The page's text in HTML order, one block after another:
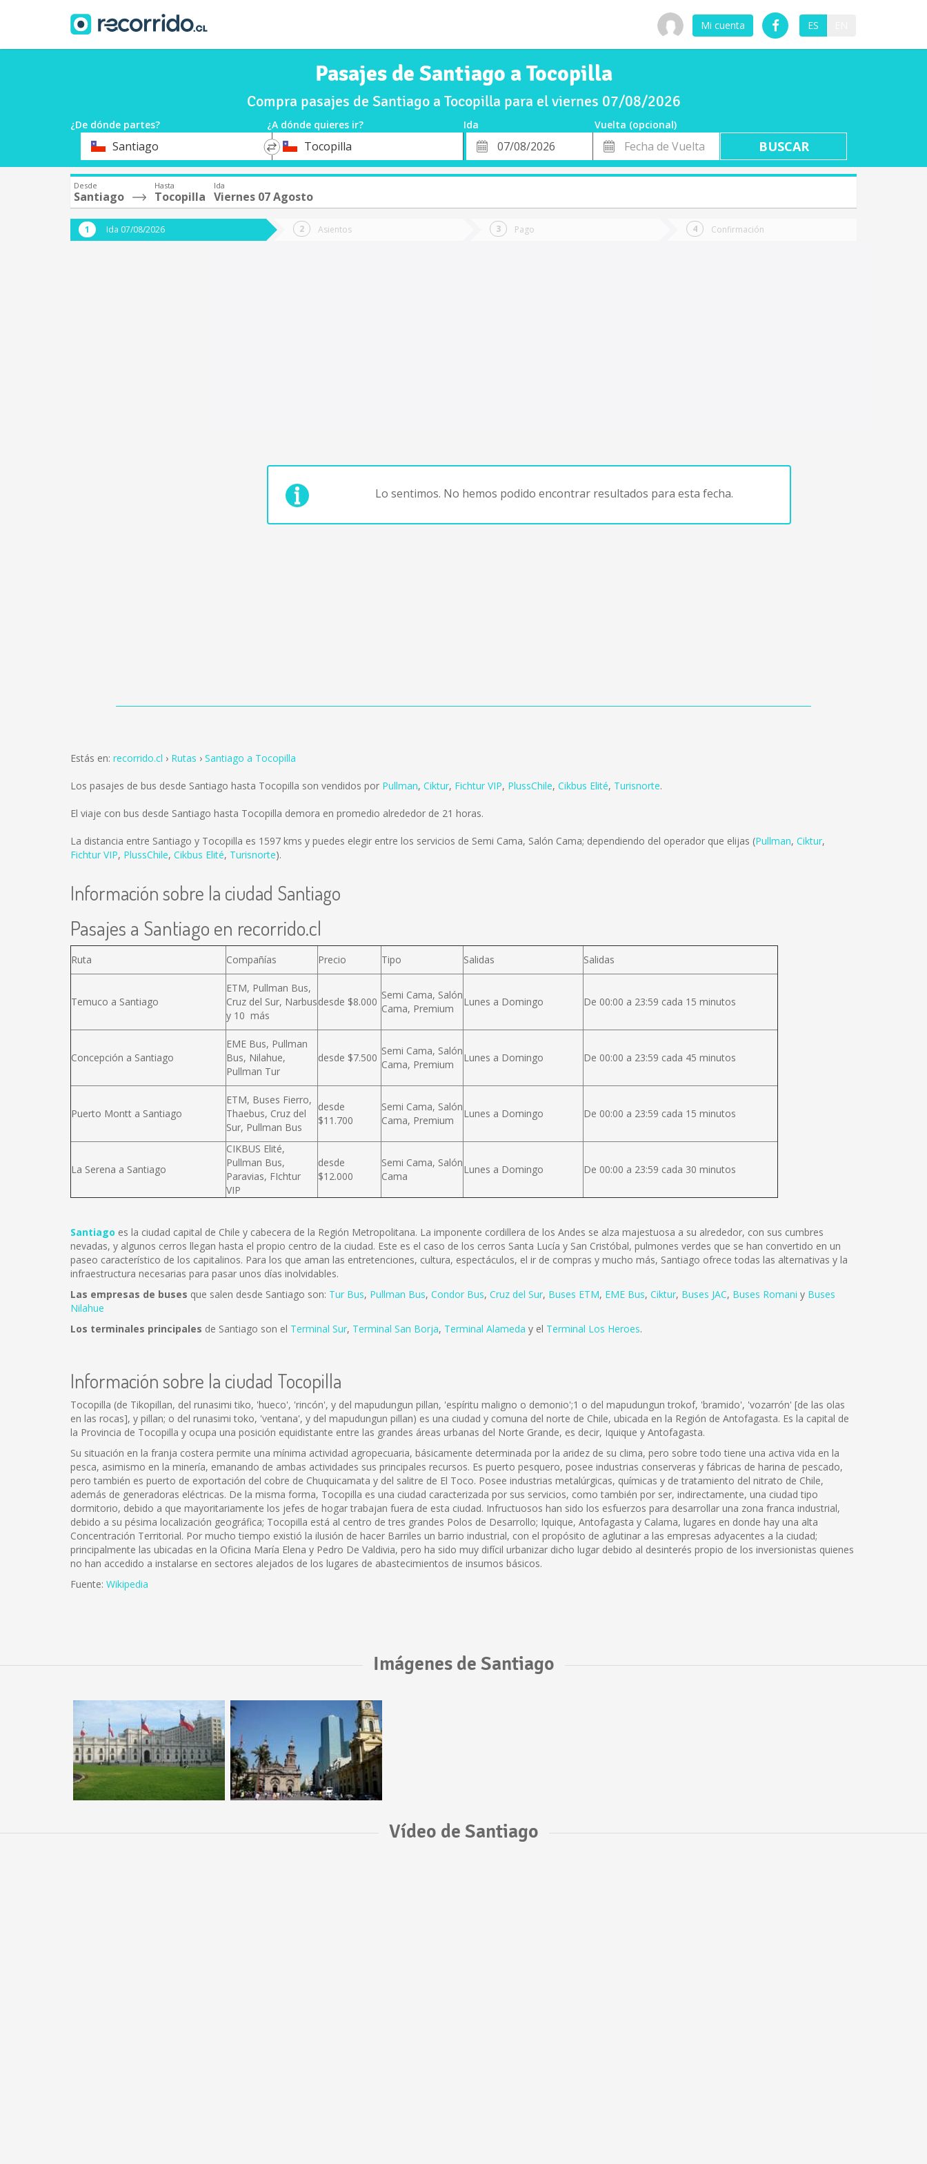
Mi cuenta ES
Pasajes de Santiago a Tocopilla
Compra pasajes de Santiago a Tocopilla para el viernes 07/08/2026
¿De dónde partes? ¿A dónde quieres ir? Ida
Vuelta (opcional)
OrigenSantiago
*
DestinoTocopilla
Fecha
de
Fecha
de
Vuelta
Desde
Santiago
Hasta
Tocopilla
Ida
Viernes 07 Agosto
Ida 07/08/2026 Asientos Pago Confirmación
Lo sentimos. No hemos podido encontrar resultados para esta fecha.
Estás en: recorrido.cl Rutas Santiago a Tocopilla
Los pasajes de bus desde Santiago hasta Tocopilla son vendidos por Pullman, Ciktur, Fichtur VIP, PlussChile, Cikbus Elité, Turisnorte.
El viaje con bus desde Santiago hasta Tocopilla demora en promedio alrededor de 21 horas.
La distancia entre Santiago y Tocopilla es 1597 kms y puedes elegir entre los servicios de Semi Cama, Salón Cama; dependiendo del operador que elijas (Pullman, Ciktur,
Fichtur VIP, PlussChile, Cikbus Elité, Turisnorte).
Información sobre la ciudad Santiago
Pasajes a Santiago en recorrido.cl
Ruta Compañías Precio Tipo Salidas Salidas
Temuco a Santiago
ETM, Pullman Bus,
Cruz del Sur, Narbus
y 10 más
desde $8.000
Semi Cama, Salón
Cama, Premium
Lunes a Domingo De 00:00 a 23:59 cada 15 minutos
Concepción a Santiago
EME Bus, Pullman
Bus, Nilahue,
Pullman Tur
desde $7.500
Semi Cama, Salón
Cama, Premium
Lunes a Domingo De 00:00 a 23:59 cada 45 minutos
Puerto Montt a Santiago
ETM, Buses Fierro,
Thaebus, Cruz del
Sur, Pullman Bus
desde
$11.700
Semi Cama, Salón
Cama, Premium
Lunes a Domingo De 00:00 a 23:59 cada 15 minutos
La Serena a Santiago
CIKBUS Elité,
Pullman Bus,
Paravias, FIchtur
VIP
desde
$12.000
Semi Cama, Salón
Cama
Lunes a Domingo De 00:00 a 23:59 cada 30 minutos
Santiago es la ciudad capital de Chile y cabecera de la Región Metropolitana. La imponente cordillera de los Andes se alza majestuosa a su alrededor, con sus cumbres
nevadas, y algunos cerros llegan hasta el propio centro de la ciudad. Este es el caso de los cerros Santa Lucía y San Cristóbal, pulmones verdes que se han convertido en un
paseo característico de los capitalinos. Para los que aman las entretenciones, cultura, espectáculos, el ir de compras y mucho más, Santiago ofrece todas las alternativas y la
infraestructura necesarias para pasar unos días inolvidables.
Las empresas de buses que salen desde Santiago son: Tur Bus, Pullman Bus, Condor Bus, Cruz del Sur, Buses ETM, EME Bus, Ciktur, Buses JAC, Buses Romani y Buses
Nilahue
Los terminales principales de Santiago son el Terminal Sur, Terminal San Borja, Terminal Alameda y el Terminal Los Heroes.
Información sobre la ciudad Tocopilla
Tocopilla (de Tikopillan, del runasimi tiko, 'hueco', 'rincón', y del mapudungun pillan, 'espíritu maligno o demonio';1 o del mapudungun trokof, 'bramido', 'vozarrón' [de las olas
en las rocas], y pillan; o del runasimi toko, 'ventana', y del mapudungun pillan) es una ciudad y comuna del norte de Chile, ubicada en la Región de Antofagasta. Es la capital de
la Provincia de Tocopilla y ocupa una posición equidistante entre las grandes áreas urbanas del Norte Grande, es decir, Iquique y Antofagasta.
Su situación en la franja costera permite una mínima actividad agropecuaria, básicamente determinada por la aridez de su clima, pero sobre todo tiene una activa vida en la
pesca, asimismo en la minería, emanando de ambas actividades sus principales recursos. Es puerto pesquero, posee industrias conserveras y fábricas de harina de pescado,
pero también es puerto de exportación del cobre de Chuquicamata y del salitre de El Toco. Posee industrias metalúrgicas, químicas y de tratamiento del nitrato de Chile,
además de generadoras eléctricas. De la misma forma, Tocopilla es una ciudad caracterizada por sus servicios, como también por ser, indirectamente, una ciudad tipo
dormitorio, debido a que mayoritariamente los jefes de hogar trabajan fuera de esta ciudad. Infructuosos han sido los esfuerzos para desarrollar una zona franca industrial,
debido a su pésima localización geográfica; Tocopilla está al centro de tres grandes Polos de Desarrollo; Iquique, Antofagasta y Calama, lugares en donde hay una alta
Concentración Territorial. Por mucho tiempo existió la ilusión de hacer Barriles un barrio industrial, con el propósito de aglutinar a las empresas adyacentes a la ciudad;
principalmente las ubicadas en la Oficina María Elena y Pedro De Valdivia, pero ha sido muy difícil urbanizar dicho lugar debido al desinterés propio de los inversionistas quienes
no han accedido a instalarse en sectores alejados de los lugares de abastecimientos de insumos básicos.
Fuente: Wikipedia
Imágenes de Santiago
Vídeo de Santiago